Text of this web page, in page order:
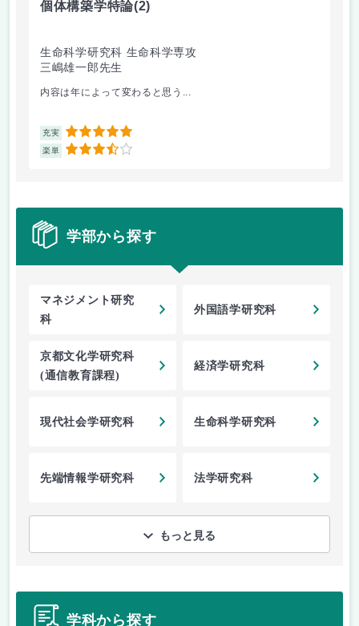
個体構築学特論(2)
生命科学研究科 生命科学専攻
三嶋雄一郎先生
内容は年によって変わると思う...
充実 5
楽単 3.5
学部から探す
マネジメント研究
科
外国語学研究科
京都文化学研究科
(通信教育課程)
経済学研究科
現代社会学研究科 生命科学研究科
先端情報学研究科 法学研究科
もっと見る
学科から探す